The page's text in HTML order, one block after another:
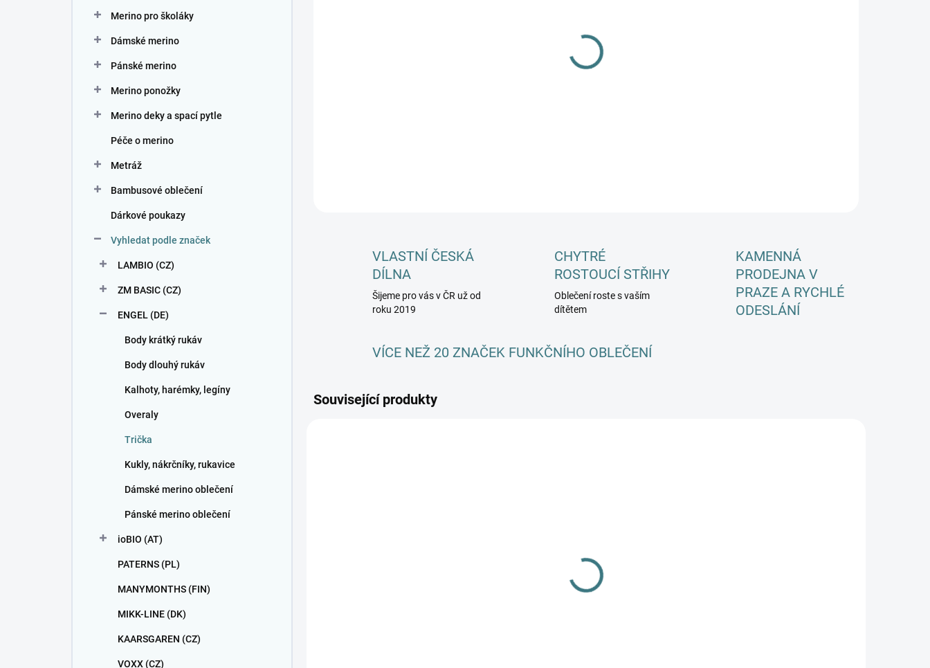
Merino pro školáky
Dámské merino
Pánské merino
Merino ponožky
Merino deky a spací pytle
Péče o merino
Metráž
Bambusové oblečení
Dárkové poukazy
Vyhledat podle značek
LAMBIO (CZ)
ZM BASIC (CZ)
ENGEL (DE)
Body krátký rukáv
Body dlouhý rukáv
Kalhoty, harémky, legíny
Overaly
Trička
Kukly, nákrčníky, rukavice
Dámské merino oblečení
Pánské merino oblečení
ioBIO (AT)
PATERNS (PL)
MANYMONTHS (FIN)
MIKK-LINE (DK)
KAARSGAREN (CZ)
VOXX (CZ)
VLASTNÍ ČESKÁ
DÍLNA
Šijeme pro vás v ČR už od
roku 2019
CHYTRÉ
ROSTOUCÍ STŘIHY
Oblečení roste s vaším
dítětem
KAMENNÁ
PRODEJNA V
PRAZE A RYCHLÉ
ODESLÁNÍ
VÍCE NEŽ 20 ZNAČEK FUNKČNÍHO OBLEČENÍ
Související produkty